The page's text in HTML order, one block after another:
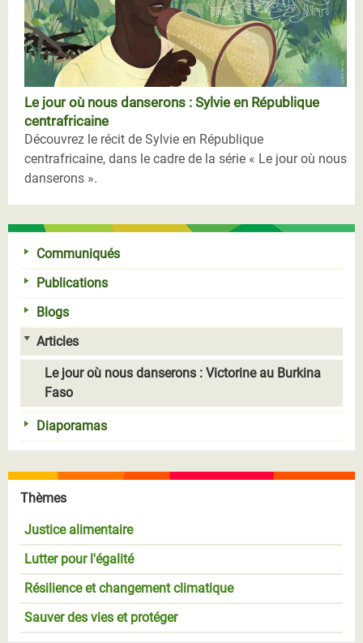
Le jour où nous danserons : Sylvie en République
centrafricaine
Découvrez le récit de Sylvie en République
centrafricaine, dans le cadre de la série « Le jour où nous
danserons ».
Communiqués
Publications
Blogs
Articles
Le jour où nous danserons : Victorine au Burkina
Faso
Diaporamas
Thèmes
Justice alimentaire
Lutter pour l'égalité
Résilience et changement climatique
Sauver des vies et protéger